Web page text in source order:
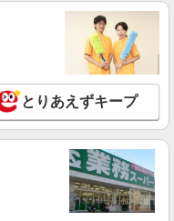
とりあえずキープ